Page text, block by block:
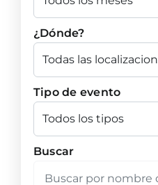
¿Dónde?
Tipo de evento
Buscar